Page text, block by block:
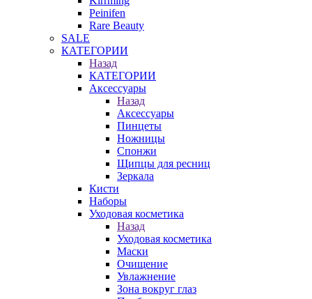
Peinifen
Rare Beauty
SALE
КАТЕГОРИИ
Назад
КАТЕГОРИИ
Аксессуары
Назад
Аксессуары
Пинцеты
Ножницы
Спонжи
Щипцы для ресниц
Зеркала
Кисти
Наборы
Уходовая косметика
Назад
Уходовая косметика
Маски
Очищение
Увлажнение
Зона вокруг глаз